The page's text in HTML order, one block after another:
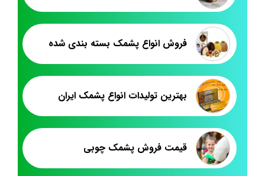
فروش انواع پشمک بسته بندی شده
بهترین تولیدات انواع پشمک ایران
قیمت فروش پشمک چوبی